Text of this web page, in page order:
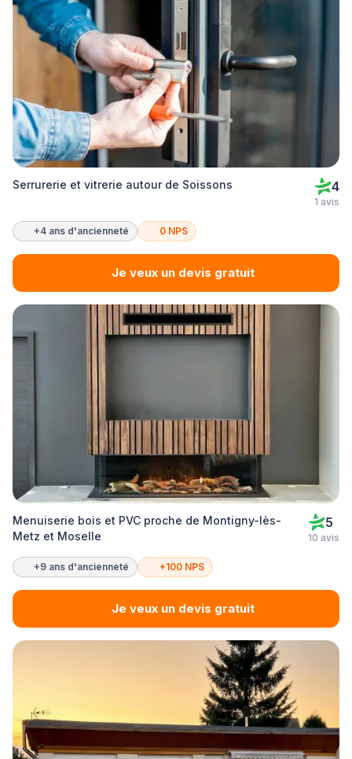
Serrurerie et vitrerie autour de Soissons 4
1 avis
+4 ans d'ancienneté 0 NPS
Je veux un devis gratuit
Menuiserie bois et PVC proche de Montigny-lès-
Metz et Moselle
5
10 avis
+9 ans d'ancienneté +100 NPS
Je veux un devis gratuit